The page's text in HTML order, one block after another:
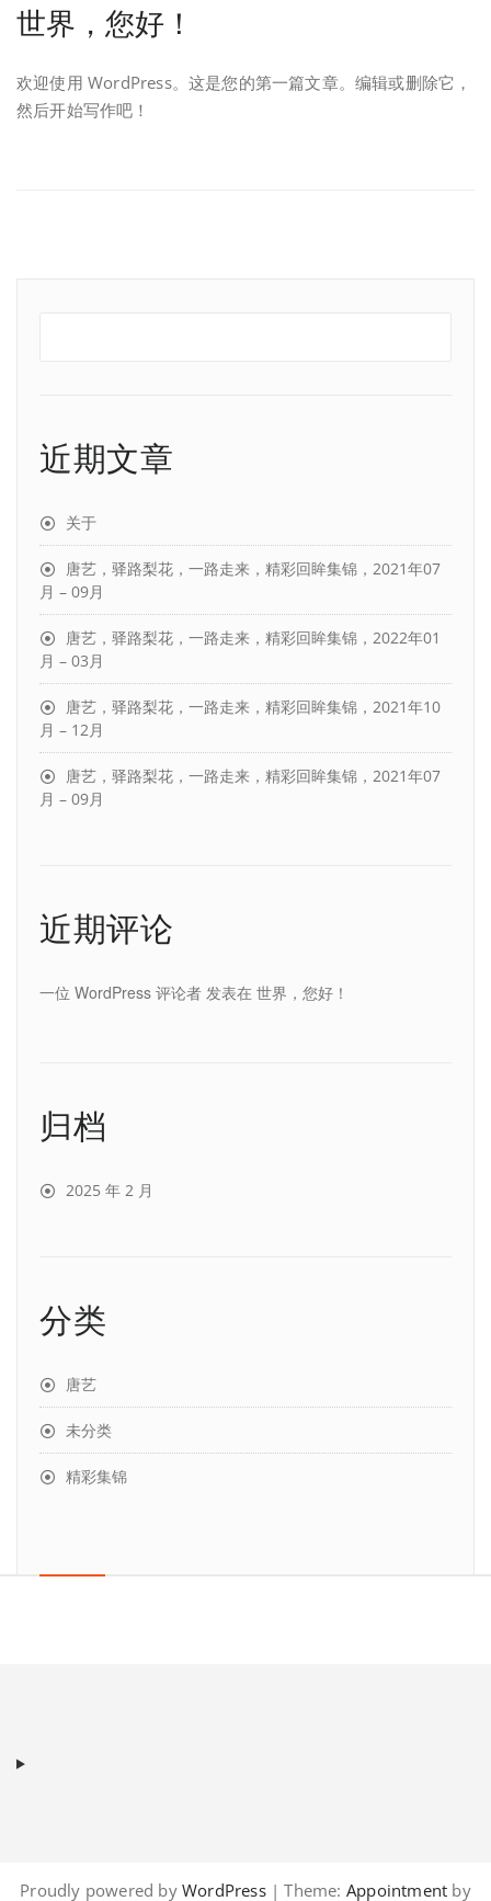
世界，您好！
欢迎使用 WordPress。这是您的第一篇文章。编辑或删除它，
然后开始写作吧！
近期文章
关于
唐艺，驿路梨花，一路走来，精彩回眸集锦，2021年07
月 – 09月
唐艺，驿路梨花，一路走来，精彩回眸集锦，2022年01
月 – 03月
唐艺，驿路梨花，一路走来，精彩回眸集锦，2021年10
月 – 12月
唐艺，驿路梨花，一路走来，精彩回眸集锦，2021年07
月 – 09月
近期评论
一位 WordPress 评论者 发表在 世界，您好！
归档
2025 年 2 月
分类
唐艺
未分类
精彩集锦
Proudly powered byWordPress| Theme: Appointment by